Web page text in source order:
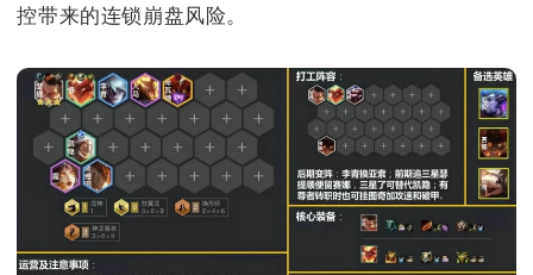
控带来的连锁崩盘风险。